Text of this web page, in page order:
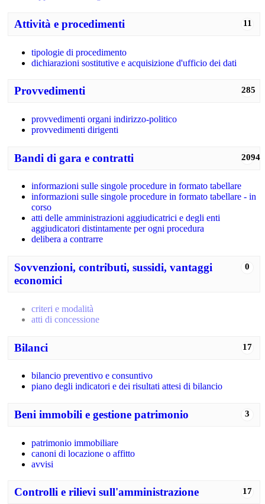
11
Attività e procedimenti
tipologie di procedimento
dichiarazioni sostitutive e acquisizione d'ufficio dei dati
285
Provvedimenti
provvedimenti organi indirizzo-politico
provvedimenti dirigenti
2094
Bandi di gara e contratti
informazioni sulle singole procedure in formato tabellare
informazioni sulle singole procedure in formato tabellare - in
corso
atti delle amministrazioni aggiudicatrici e degli enti
aggiudicatori distintamente per ogni procedura
delibera a contrarre
0
Sovvenzioni, contributi, sussidi, vantaggi
economici
criteri e modalità
atti di concessione
17
Bilanci
bilancio preventivo e consuntivo
piano degli indicatori e dei risultati attesi di bilancio
3
Beni immobili e gestione patrimonio
patrimonio immobiliare
canoni di locazione o affitto
avvisi
17
Controlli e rilievi sull'amministrazione